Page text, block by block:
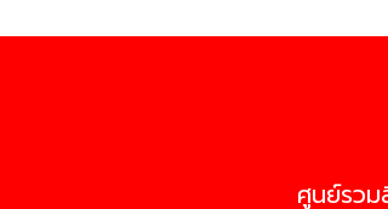
ศูนย์รว